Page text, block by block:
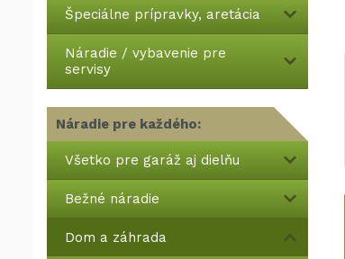
Špeciálne prípravky, aretácia
Náradie / vybavenie pre
servisy
Náradie pre každého:
Všetko pre garáž aj dielňu
Bežné náradie
Dom a záhrada